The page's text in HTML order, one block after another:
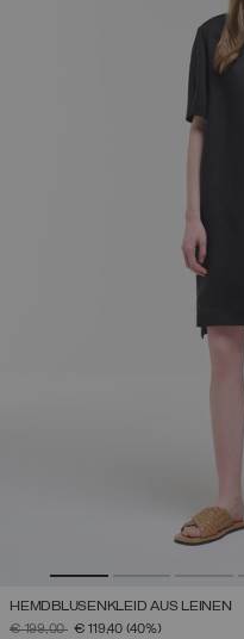
HEMDBLUSENKLEID AUS LEINEN
PREIS REDUZIERT VON
€ 199,00AUF
€ 119,40 (40%)